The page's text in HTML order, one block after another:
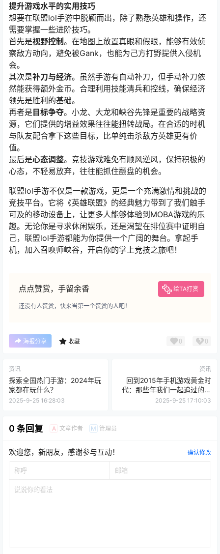
提升游戏水平的实用技巧
想要在联盟lol手游中脱颖而出，除了熟悉英雄和操作，还
需要掌握一些进阶技巧。
首先是视野控制 。在地图上放置真眼和假眼，能够有效侦
察敌方动向，避免被Gank，也能为己方打野提供入侵机
会。
其次是补刀与经济。虽然手游有自动补刀，但手动补刀依
然能获得额外金币。合理利用技能清兵和控线，确保经济
领先是胜利的基础。
再者是 目标争夺。小龙、大龙和峡谷先锋是重要的战略资
源，它们提供的增益效果往往能扭转战局。在合适的时机
与队友配合拿下这些目标，比单纯击杀敌方英雄更有价
值。
最后是心态调整。竞技游戏难免有顺风逆风，保持积极的
心态，不轻易放弃，往往能抓住翻盘的机会。
联盟lol手游不仅是一款游戏，更是一个充满激情和挑战的
竞技平台。它将《英雄联盟》的经典魅力带到了我们触手
可及的移动设备上，让更多人能够体验到MOBA游戏的乐
趣。无论你是寻求休闲娱乐，还是渴望在排位赛中证明自
己，联盟lol手游都能为你提供一个广阔的舞台。拿起手
机，加入召唤师峡谷，开启你的掌上竞技之旅吧！
点点赞赏，手留余香 给TA打赏
还没有人赞赏，快来当第一个赞赏的人吧！
海报分享 收藏 0 0
资讯
探索全国热门手游：2024年玩
家都在玩什么？
2025-9-25 16:28:03
资讯
回到2015年手机游戏黄金时
代：那些年我们一起追过的爆
款
2025-9-25 17:10:03
0 条回复 A 文章作者 M 管理员
欢迎您，新朋友，感谢参与互动！ 确认修改